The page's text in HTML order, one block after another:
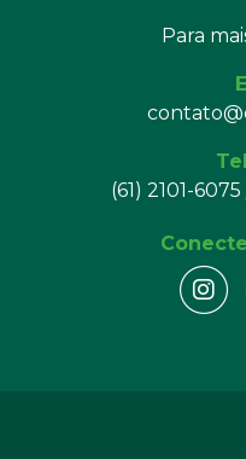
Para
(61) 2101-